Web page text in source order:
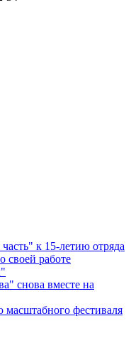
к 15-летию отряда
своей работе
снова вместе на
масштабного фестиваля